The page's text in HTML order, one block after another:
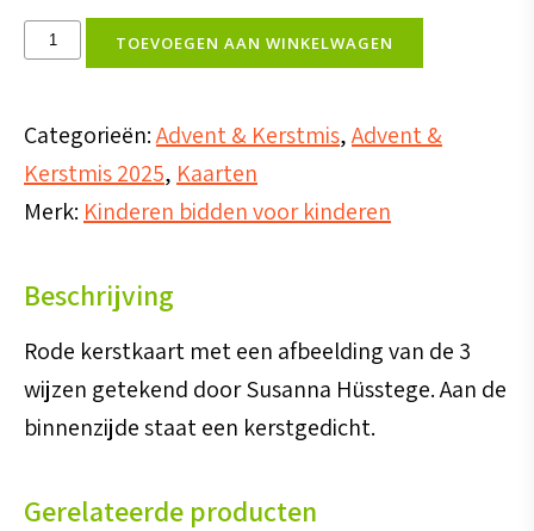
Kerstkaart
rood
aantal
TOEVOEGEN AAN WINKELWAGEN
Categorieën:Advent & Kerstmis,Advent &
Kerstmis 2025, Kaarten
Merk: Kinderen bidden voor kinderen
Beschrijving
Rode kerstkaart met een afbeelding van de 3
wijzen getekend door Susanna Hüsstege. Aan de
binnenzijde staat een kerstgedicht.
Gerelateerde producten